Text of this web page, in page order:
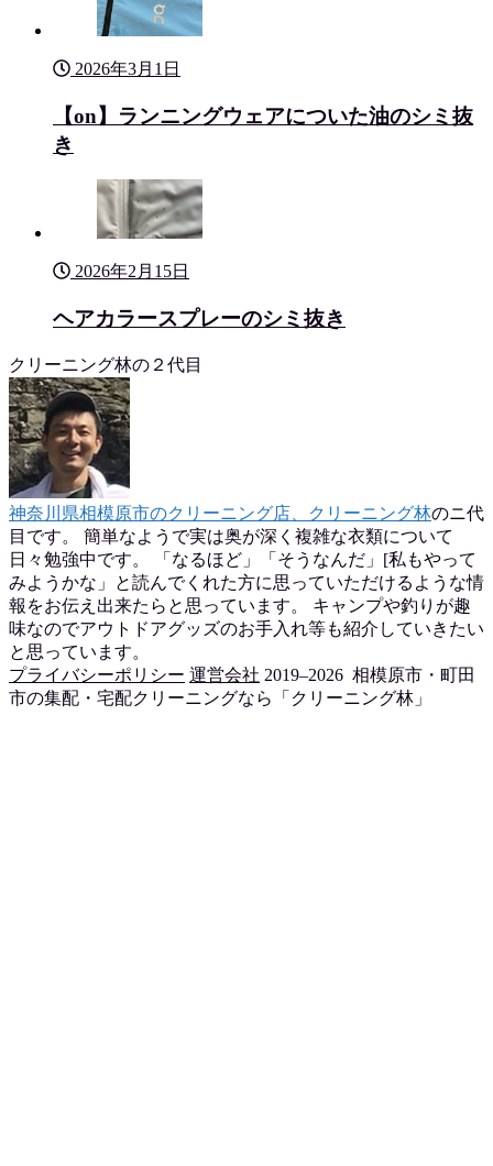
2026年3月1日
【on】ランニングウェアについた油のシミ抜
き
2026年2月15日
ヘアカラースプレーのシミ抜き
クリーニング林の２代目
神奈川県相模原市のクリーニング店、クリーニング林のニ代
目です。 簡単なようで実は奥が深く複雑な衣類について
日々勉強中です。 「なるほど」「そうなんだ」[私もやって
みようかな」と読んでくれた方に思っていただけるような情
報をお伝え出来たらと思っています。 キャンプや釣りが趣
味なのでアウトドアグッズのお手入れ等も紹介していきたい
と思っています。
プライバシーポリシー 運営会社 2019–2026 相模原市・町田
市の集配・宅配クリーニングなら「クリーニング林」